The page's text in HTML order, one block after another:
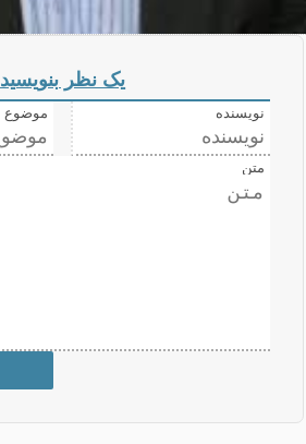
یک نظر بنویسید
نویسنده موضوع
متن